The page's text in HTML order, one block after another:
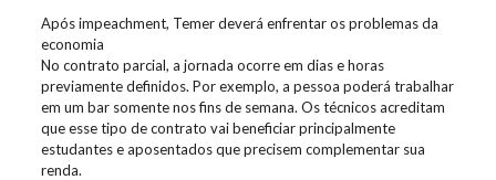
Após impeachment, Temer deverá enfrentar os problemas da
economia
No contrato parcial, a jornada ocorre em dias e horas
previamente definidos. Por exemplo, a pessoa poderá trabalhar
em um bar somente nos fins de semana. Os técnicos acreditam
que esse tipo de contrato vai beneficiar principalmente
estudantes e aposentados que precisem complementar sua
renda.